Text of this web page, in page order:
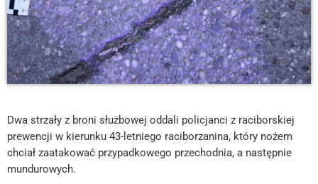
Dwa strzały z broni służbowej oddali policjanci z raciborskiej
prewencji w kierunku 43-letniego raciborzanina, który nożem
chciał zaatakować przypadkowego przechodnia, a następnie
mundurowych.